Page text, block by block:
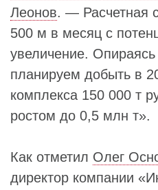
Леонов. — Расчетная
500 м в месяц с
увеличение.
планируем добыть в
комплекса 150 000 т
ростом до 0,5 млн т».
Как отметил Олег
директор компании